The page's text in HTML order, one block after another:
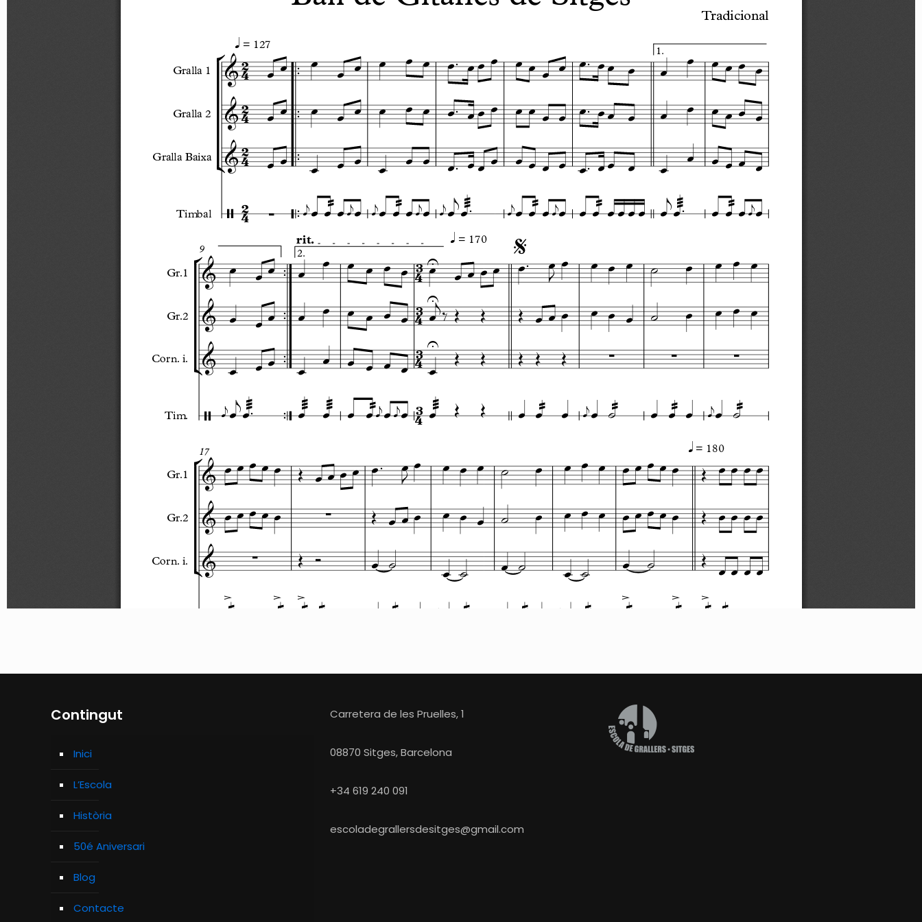
Contingut
Inici
L’Escola
Història
50é Aniversari
Blog
Contacte
Carretera de les Pruelles, 1
08870 Sitges, Barcelona
+34 619 240 091
escoladegrallersdesitges@gmail.com